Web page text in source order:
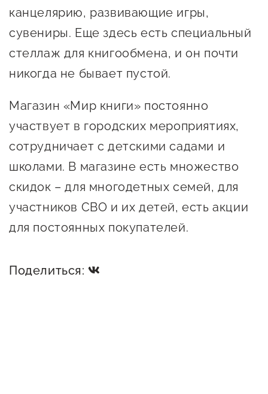
канцелярию, развивающие игры,
сувениры. Еще здесь есть специальный
стеллаж для книгообмена, и он почти
никогда не бывает пустой.
Магазин «Мир книги» постоянно
участвует в городских мероприятиях,
сотрудничает с детскими садами и
школами. В магазине есть множество
скидок – для многодетных семей, для
участников СВО и их детей, есть акции
для постоянных покупателей.
Поделиться: